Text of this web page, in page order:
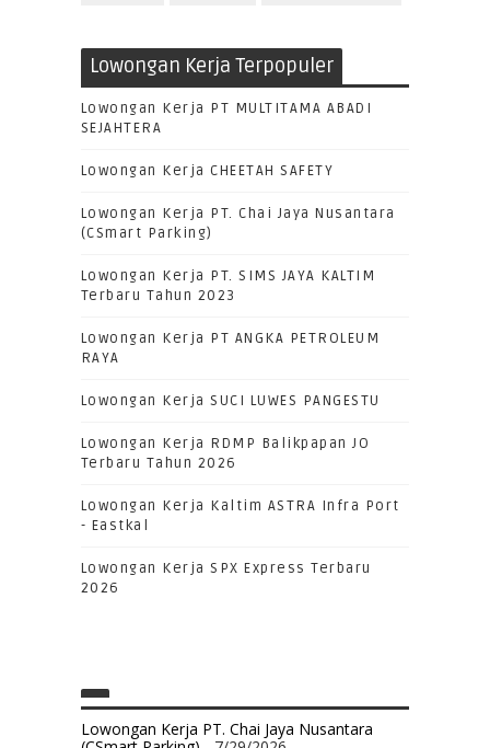
Lowongan Kerja Terpopuler
Lowongan Kerja PT MULTITAMA ABADI
SEJAHTERA
Lowongan Kerja CHEETAH SAFETY
Lowongan Kerja PT. Chai Jaya Nusantara
(CSmart Parking)
Lowongan Kerja PT. SIMS JAYA KALTIM
Terbaru Tahun 2023
Lowongan Kerja PT ANGKA PETROLEUM
RAYA
Lowongan Kerja SUCI LUWES PANGESTU
Lowongan Kerja RDMP Balikpapan JO
Terbaru Tahun 2026
Lowongan Kerja Kaltim ASTRA Infra Port
- Eastkal
Lowongan Kerja SPX Express Terbaru
2026
Lowongan Kerja PT. Chai Jaya Nusantara